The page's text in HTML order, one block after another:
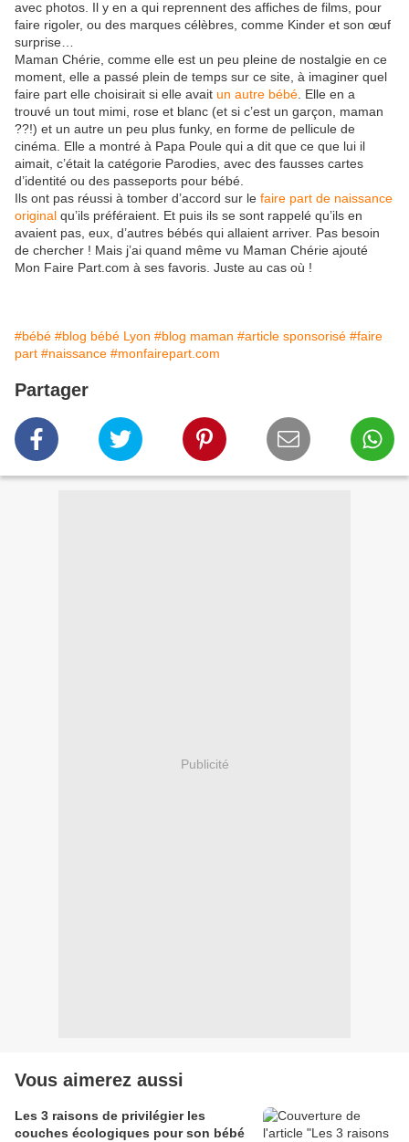
avec photos. Il y en a qui reprennent des affiches de films, pour
faire rigoler, ou des marques célèbres, comme Kinder et son œuf
surprise…
Maman Chérie, comme elle est un peu pleine de nostalgie en ce
moment, elle a passé plein de temps sur ce site, à imaginer quel
faire part elle choisirait si elle avait un autre bébé . Elle en a
trouvé un tout mimi, rose et blanc (et si c’est un garçon, maman
??!) et un autre un peu plus funky, en forme de pellicule de
cinéma. Elle a montré à Papa Poule qui a dit que ce que lui il
aimait, c’était la catégorie Parodies, avec des fausses cartes
d’identité ou des passeports pour bébé.
Ils ont pas réussi à tomber d’accord sur le faire part de naissance
original qu’ils préféraient. Et puis ils se sont rappelé qu’ils en
avaient pas, eux, d’autres bébés qui allaient arriver. Pas besoin
de chercher ! Mais j’ai quand même vu Maman Chérie ajouté
Mon Faire Part.com à ses favoris. Juste au cas où !
#bébé #blog bébé Lyon #blog maman #article sponsorisé #faire
part #naissance #monfairepart.com
Partager
Publicité
Vous aimerez aussi
Les 3 raisons de privilégier les
couches écologiques pour son bébé